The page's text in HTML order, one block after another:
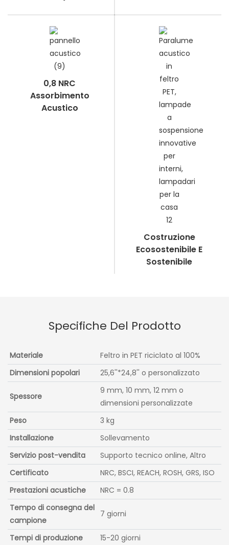
0,8 NRC
Assorbimento
Acustico
Costruzione
Ecosostenibile E
Sostenibile
Specifiche Del Prodotto
Materiale
Feltro in PET riciclato al 100%
Dimensioni popolari
25,6''*24,8'' o personalizzato
Spessore
9 mm, 10 mm, 12 mm o
dimensioni personalizzate
Peso
3 kg
Installazione
Sollevamento
Servizio post-vendita
Supporto tecnico online, Altro
Certificato
NRC, BSCI, REACH, ROSH, GRS, ISO
Prestazioni acustiche
NRC = 0.8
Tempo di consegna del
campione
7 giorni
Tempi di produzione
15-20 giorni